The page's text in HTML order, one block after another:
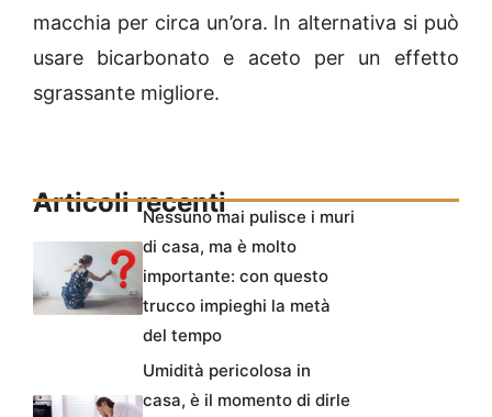
macchia per circa un’ora. In alternativa si può
usare bicarbonato e aceto per un effetto
sgrassante migliore.
Articoli recentiNessuno mai pulisce i muri
di casa, ma è molto
importante: con questo
trucco impieghi la metà
del tempo
Umidità pericolosa in
casa, è il momento di dirle